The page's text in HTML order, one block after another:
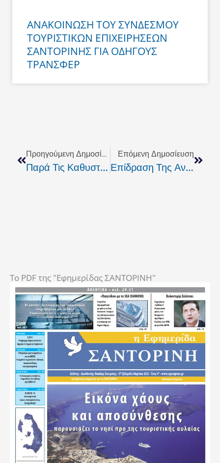
ΑΝΑΚΟΙΝΩΣΗ ΤΟΥ ΣΥΝΔΕΣΜΟΥ
ΤΟΥΡΙΣΤΙΚΩΝ ΕΠΙΧΕΙΡΗΣΕΩΝ
ΣΑΝΤΟΡΙΝΗΣ ΓΙΑ ΟΔΗΓΟΥΣ
ΤΡΑΝΣΦΕΡ
Προηγούμενη Δημοσίευση
Παρά Τις Καθυστερήσεις, Το Προσεχές Διάστημα Θα Κατασκευαστούν Οι Υπεριψωμένες Διαβάσεις Στον Περιφερειακό
Επόμενη Δημοσίευση
Επίδραση Της Αντοχής Στην Απόδοση Του Ποδοσφαιριστή
To PDF της "Εφημερίδας ΣΑΝΤΟΡΙΝΗ"